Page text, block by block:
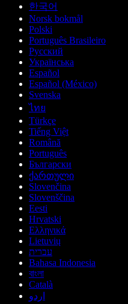
한국어
Norsk bokmål
Polski
Português Brasileiro
Русский
Українська
Español
Español (México)
Svenska
ไทย
Türkçe
Tiếng Việt
Română
Português
Български
ქართული
Slovenčina
Slovenščina
Eesti
Hrvatski
Ελληνικά
Lietuvių
עברית
Bahasa Indonesia
বাংলা
Català
اردو